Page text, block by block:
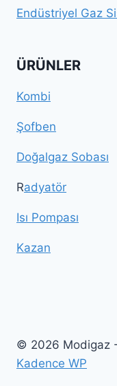
Endüstriyel Gaz
ÜRÜNLER
Kombi
Şofben
Doğalgaz Sobası
Radyatör
Isı Pompası
Kazan
© 2026 Modigaz
Kadence WP